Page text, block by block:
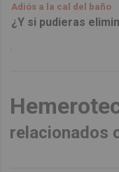
Adiós a la cal del baño
¿Y si pudieras
relacionados